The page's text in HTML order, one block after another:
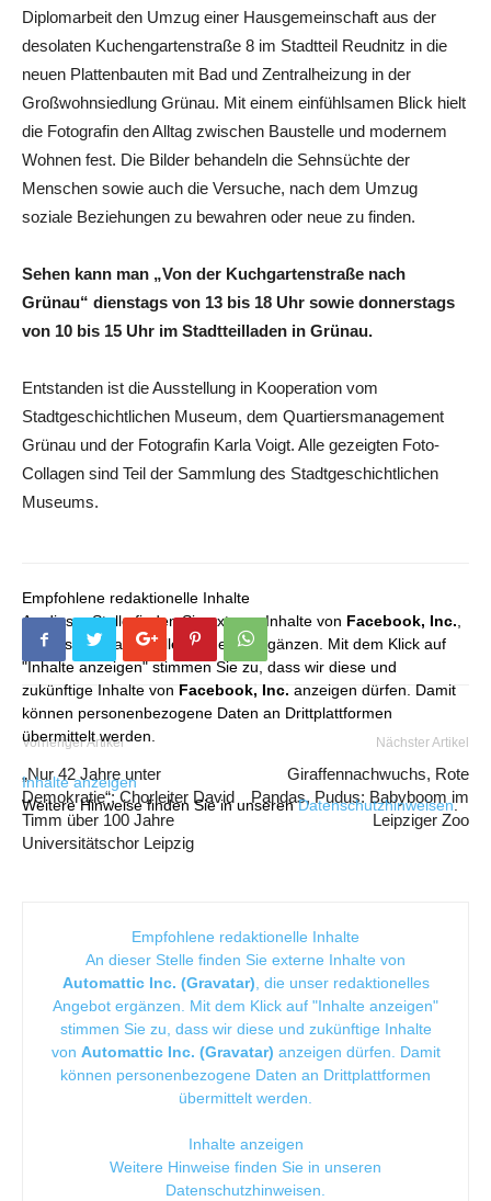
Diplomarbeit den Umzug einer Hausgemeinschaft aus der
desolaten Kuchengartenstraße 8 im Stadtteil Reudnitz in die
neuen Plattenbauten mit Bad und Zentralheizung in der
Großwohnsiedlung Grünau. Mit einem einfühlsamen Blick hielt
die Fotografin den Alltag zwischen Baustelle und modernem
Wohnen fest. Die Bilder behandeln die Sehnsüchte der
Menschen sowie auch die Versuche, nach dem Umzug
soziale Beziehungen zu bewahren oder neue zu finden.
Sehen kann man „Von der Kuchgartenstraße nach
Grünau“ dienstags von 13 bis 18 Uhr sowie donnerstags
von 10 bis 15 Uhr im Stadtteilladen in Grünau.
Entstanden ist die Ausstellung in Kooperation vom
Stadtgeschichtlichen Museum, dem Quartiersmanagement
Grünau und der Fotografin Karla Voigt. Alle gezeigten Foto-
Collagen sind Teil der Sammlung des Stadtgeschichtlichen
Museums.
Empfohlene redaktionelle Inhalte
An dieser Stelle finden Sie externe Inhalte von Facebook, Inc.,
die unser redaktionelles Angebot ergänzen. Mit dem Klick auf
"Inhalte anzeigen" stimmen Sie zu, dass wir diese und
zukünftige Inhalte von Facebook, Inc. anzeigen dürfen. Damit
können personenbezogene Daten an Drittplattformen
übermittelt werden.
Inhalte anzeigen
Weitere Hinweise finden Sie in unserenDatenschutzhinweisen.
Vorheriger Artikel
„Nur 42 Jahre unter
Demokratie“: Chorleiter David
Timm über 100 Jahre
Universitätschor Leipzig
Nächster Artikel
Giraffennachwuchs, Rote
Pandas, Pudus: Babyboom im
Leipziger Zoo
Empfohlene redaktionelle Inhalte
An dieser Stelle finden Sie externe Inhalte von
Automattic Inc. (Gravatar), die unser redaktionelles
Angebot ergänzen. Mit dem Klick auf "Inhalte anzeigen"
stimmen Sie zu, dass wir diese und zukünftige Inhalte
von Automattic Inc. (Gravatar) anzeigen dürfen. Damit
können personenbezogene Daten an Drittplattformen
übermittelt werden.
Inhalte anzeigen
Weitere Hinweise finden Sie in unseren
Datenschutzhinweisen.